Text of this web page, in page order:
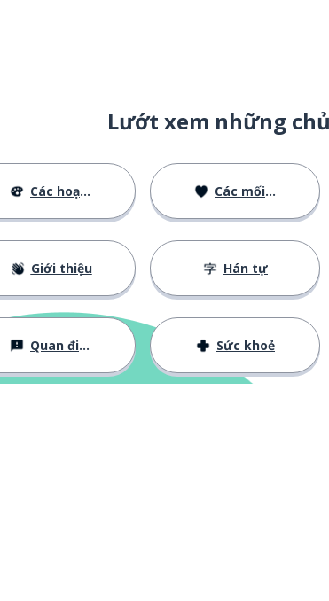
Lướt xem những
Các hoạt động Các mối quan hệ
Giới thiệu Hán tự
Quan điểm Sức khoẻ